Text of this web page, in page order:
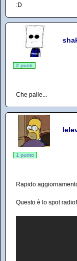
:D
2 punti
Che palle...
1 punto
Rapido
Questo è lo spot